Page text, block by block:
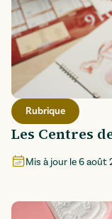
Rubrique
Les Centres
Mis à jour le6 août